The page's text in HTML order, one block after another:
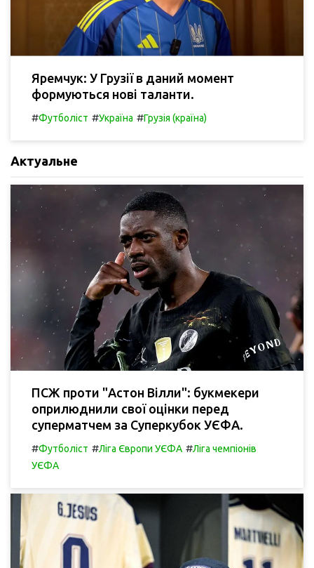
Яремчук: У Грузії в даний момент
формуються нові таланти.
#Футболіст #Україна #Грузія (країна)
Актуальне
ПСЖ проти "Астон Вілли": букмекери
оприлюднили свої оцінки перед
суперматчем за Суперкубок УЄФА.
#Футболіст #Ліга Європи УЄФА #Ліга чемпіонів
УЄФА